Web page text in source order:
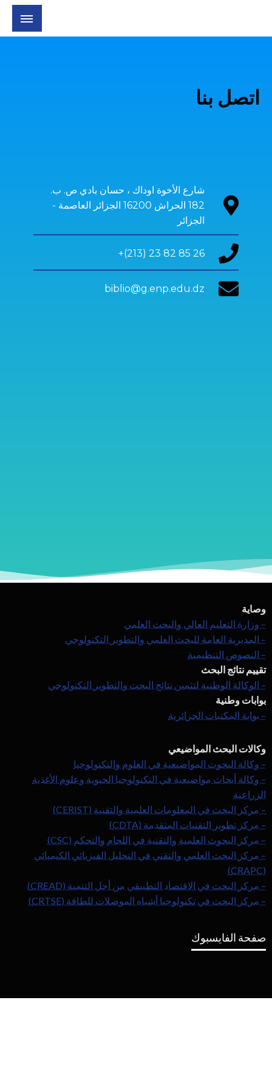
اتصل بنا
شارع الأخوة اوداك ، حسان بادي ص. ب.
182 الحراش 16200 الجزائر العاصمة -
الجزائر
26 85 82 23 (213)+
biblio@g.enp.edu.dz
وصاية
– وزارة التعليم العالي والبحث العلمي
– المديرية العامة للبحث العلمي والتطوير التكنولوجي
– النصوص التنظيمية
تقييم نتائج البحث
– الوكالة الوطنية لتثمين نتائج البحث والتطوير التكنولوجي
بوابات وطنية
– بوابة المكتبات الجزائرية
وكالات البحث المواضيعي
– وكالة البحوث المواضيعية في العلوم والتكنولوجيا
– وكالة أبحاث مواضيعية في التكنولوجيا الحيوية وعلوم الأغذية
الزراعية
– مركز البحث في المعلومات العلمية والتقنية (CERIST)
– مركز تطوير التقنيات المتقدمة (CDTA)
– مركز البحوث العلمية والتقنية في اللحام والتحكم (CSC)
– مركز البحث العلمي والتقني في التحليل الفيزيائي الكيميائي
(CRAPC)
– مركز البحث في الاقتصاد التطبيقي من أجل التنمية (CREAD)
– مركز البحث في تكنولوجيا أشباه الموصلات للطاقة (CRTSE)
صفحة الفايسبوك